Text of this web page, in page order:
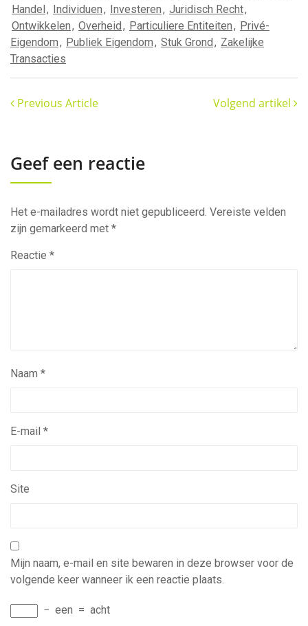
Handel, Individuen, Investeren, Juridisch Recht,
Ontwikkelen, Overheid, Particuliere Entiteiten, Privé-
Eigendom, Publiek Eigendom, Stuk Grond, Zakelijke
Transacties
Previous Article Volgend artikel
Geef een reactie
Het e-mailadres wordt niet gepubliceerd. Vereiste velden
zijn gemarkeerd met *
Reactie *
Naam *
E-mail *
Site
Mijn naam, e-mail en site bewaren in deze browser voor de
volgende keer wanneer ik een reactie plaats.
− een = acht